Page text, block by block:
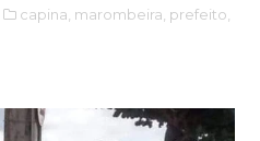
capina, marombeira, prefeito,